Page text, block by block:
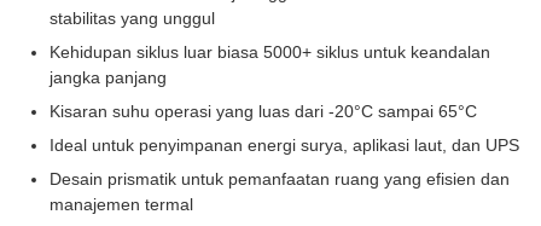
stabilitas yang unggul
Kehidupan siklus luar biasa 5000+ siklus untuk keandalan
jangka panjang
Kisaran suhu operasi yang luas dari -20°C sampai 65°C
Ideal untuk penyimpanan energi surya, aplikasi laut, dan UPS
Desain prismatik untuk pemanfaatan ruang yang efisien dan
manajemen termal